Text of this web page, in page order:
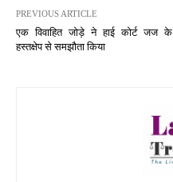
PREVIOUS ARTICLE
एक विवाहित जोड़े ने हाई कोर्ट जज के
हस्तक्षेप से समझौता किया